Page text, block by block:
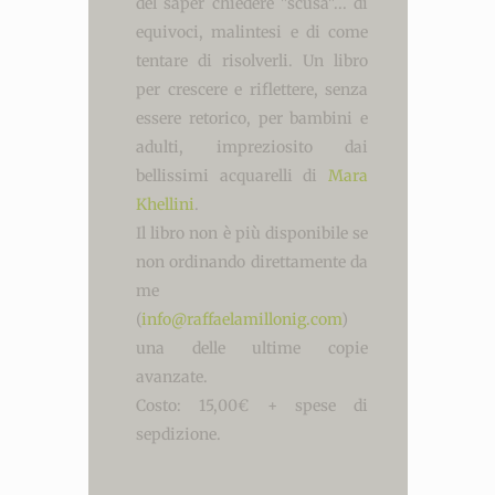
equivoci, malintesi e di come
tentare di risolverli. Un libro
per crescere e riflettere, senza
essere retorico, per bambini e
adulti, impreziosito dai
bellissimi acquarelli di Mara
Khellini.
Il libro non è più disponibile se
non ordinando direttamente da
me
(info@raffaelamillonig.com)
una delle ultime copie
avanzate.
Costo: 15,00€ + spese di
sepdizione.